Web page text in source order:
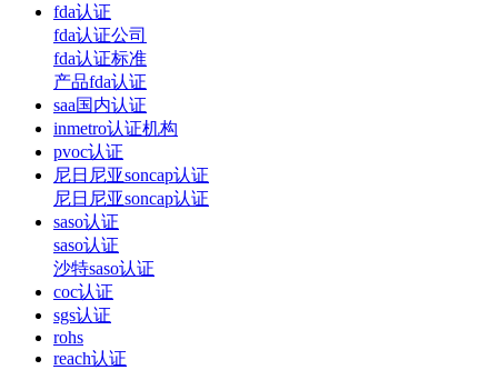
fda认证
fda认证公司
fda认证标准
产品fda认证
saa国内认证
inmetro认证机构
pvoc认证
尼日尼亚soncap认证
尼日尼亚soncap认证
saso认证
saso认证
沙特saso认证
coc认证
sgs认证
rohs
reach认证